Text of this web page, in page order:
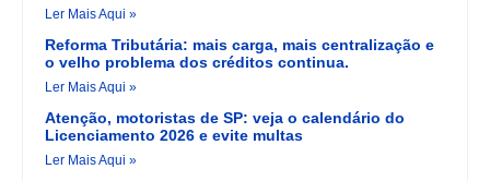
Ler Mais Aqui »
Reforma Tributária: mais carga, mais centralização e
o velho problema dos créditos continua.
Ler Mais Aqui »
Atenção, motoristas de SP: veja o calendário do
Licenciamento 2026 e evite multas
Ler Mais Aqui »